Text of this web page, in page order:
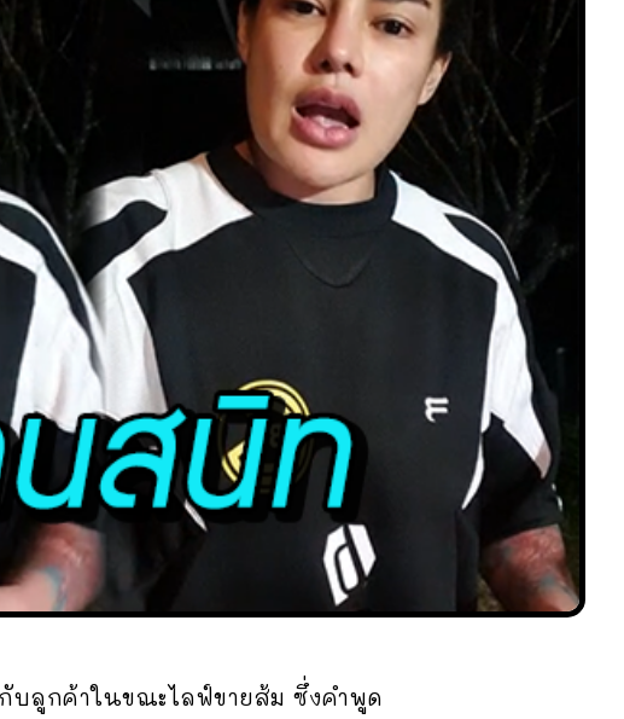
บลูกค้าในขณะไลฟ์ขายส้ม ซึ่งคำพูด